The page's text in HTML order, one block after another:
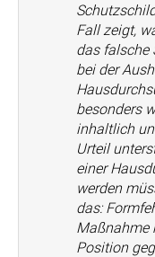
Fall zeigt,
das falsche
bei der
besonders
inhaltlich
Urteil
einer
werden
das:
Maßnahme
Position